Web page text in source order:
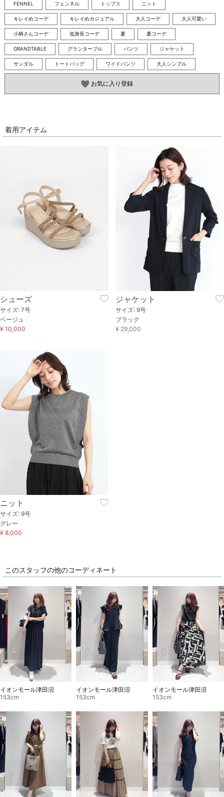
FENNEL フェンネル トップス ニット
キレイめコーデ キレイめカジュアル 大人コーデ 大人可愛い
小柄さんコーデ 低身長コーデ 夏 夏コーデ
GRANDTABLE グランターブル パンツ ジャケット
サンダル トートバッグ ワイドパンツ 大人シンプル
お気に入り登録
着用アイテム
シューズ
サイズ: 7号
ベージュ
¥ 10,000
ジャケット
サイズ: 9号
ブラック
¥ 29,000
ニット
サイズ: 9号
グレー
¥ 8,000
このスタッフの他のコーディネート
イオンモール津田沼
153cm
イオンモール津田沼
153cm
イオンモール津田沼
153cm